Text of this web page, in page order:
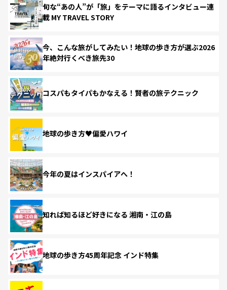
旬な“あの人”が「旅」をテーマに語るインタビュー連
載 MY TRAVEL STORY
今、こんな旅がしてみたい！地球の歩き方が選ぶ2026
年絶対行くべき旅先30
コスパもタイパもかなえる！賢者の旅テクニック
地球の歩き方♥偏愛ハワイ
今年の夏はインスパイアへ！
知れば知るほど好きになる 湘南・江の島
地球の歩き方45周年記念 インド特集